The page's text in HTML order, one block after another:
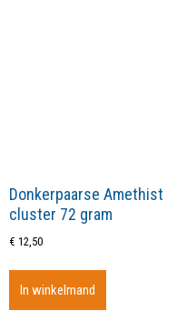
Donkerpaarse Amethist
cluster 72 gram
€ 12,50
In winkelmand